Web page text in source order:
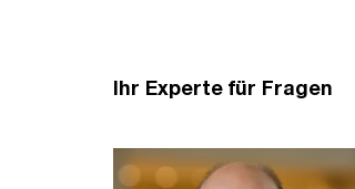
Ihr Experte für Fragen